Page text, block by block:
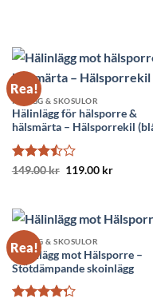
Rea!
INLÄGG & SKOSULOR
Hälinlägg för hälsporre &
hälsmärta – Hälsporrekil
Betygsatt
149.00kr Det
119.00 krDet
Rea!
INLÄGG & SKOSULOR
Hälinlägg mot Hälsporre –
Stötdämpande skoinlägg